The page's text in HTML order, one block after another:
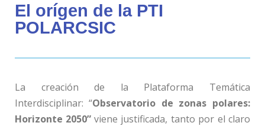
El orígen de la PTI
POLARCSIC
La creación de la Plataforma Temática
Interdisciplinar: “Observatorio de zonas polares:
Horizonte 2050” viene justificada, tanto por el claro